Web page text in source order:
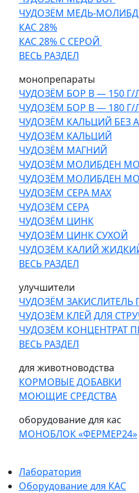
ЧУДОЗЁМ МЕДЬ-
КАС 28%
КАС 28% С СЕРОЙ
ВЕСЬ РАЗДЕЛ
монопрепараты
ЧУДОЗЁМ БОР В — 150 Г/
ЧУДОЗЁМ БОР В — 180 Г/
ЧУДОЗЁМ КАЛЬЦИЙ БЕЗ
ЧУДОЗЁМ КАЛЬЦИЙ
ЧУДОЗЁМ МАГНИЙ
ЧУДОЗЁМ МОЛИБДЕН
ЧУДОЗЁМ МОЛИБДЕН
ЧУДОЗЁМ СЕРА МАХ
ЧУДОЗЁМ СЕРА
ЧУДОЗЁМ ЦИНК
ЧУДОЗЁМ ЦИНК СУХОЙ
ЧУДОЗЁМ КАЛИЙ
ВЕСЬ РАЗДЕЛ
улучшители
ЧУДОЗЁМ ЗАКИСЛИТЕЛЬ
ЧУДОЗЁМ КЛЕЙ ДЛЯ
ЧУДОЗЁМ КОНЦЕНТРАТ
ВЕСЬ РАЗДЕЛ
для животноводства
КОРМОВЫЕ ДОБАВКИ
МОЮЩИЕ СРЕДСТВА
оборудование для кас
МОНОБЛОК «ФЕРМЕР24»
Лаборатория
Оборудование для КАС